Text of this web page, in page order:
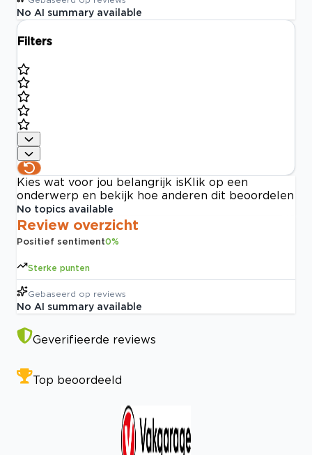
No AI summary available
Filters
Kies wat voor jou belangrijk is Klik op een
onderwerp en bekijk hoe anderen dit beoordelen
No topics available
Review overzicht
Positief sentiment0%
Sterke punten
Gebaseerd op reviews
No AI summary available
Geverifieerde reviews
Top beoordeeld